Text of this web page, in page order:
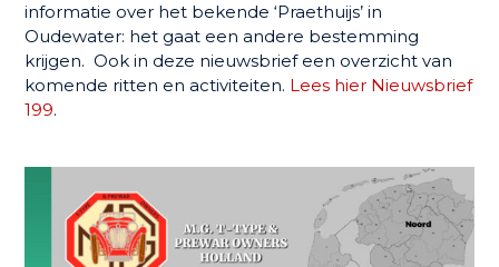
informatie over het bekende ‘Praethuijs’ in
Oudewater: het gaat een andere bestemming
krijgen. Ook in deze nieuwsbrief een overzicht van
komende ritten en activiteiten. Lees hier Nieuwsbrief
199.